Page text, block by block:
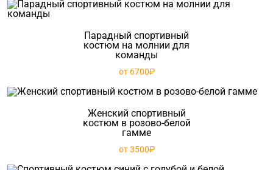
Парадный спортивный
костюм на молнии для
команды
от 6700₽
Женский спортивный
костюм в розово-белой
гамме
от 3500₽